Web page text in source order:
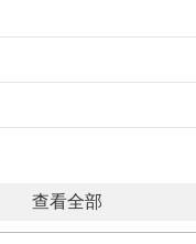
查看全部